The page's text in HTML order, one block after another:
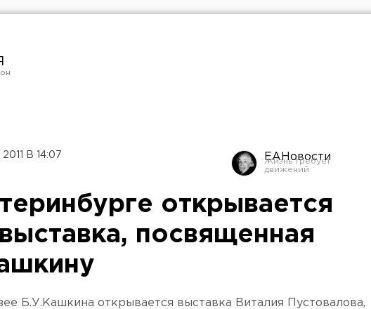
В 14:07 ЕАНовости
открывается
посвященная
Б.У.Кашкина открывается выставка Виталия Пустовалова,